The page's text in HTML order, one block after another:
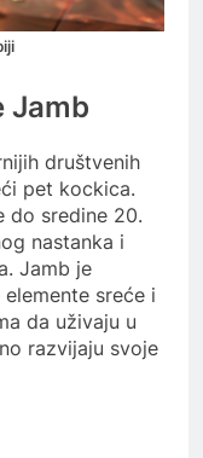
Jamb
društvenih
pet kockica.
do sredine 20.
nastanka i
Jamb je
sreće i
da uživaju u
razvijaju svoje